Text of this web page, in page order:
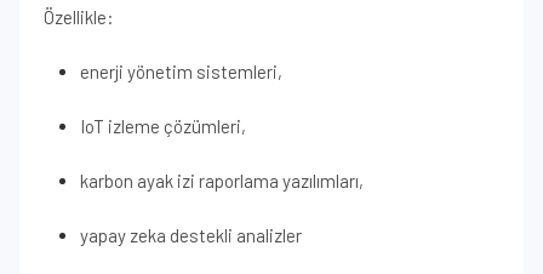
Özellikle:
enerji yönetim sistemleri,
IoT izleme çözümleri,
karbon ayak izi raporlama yazılımları,
yapay zeka destekli analizler